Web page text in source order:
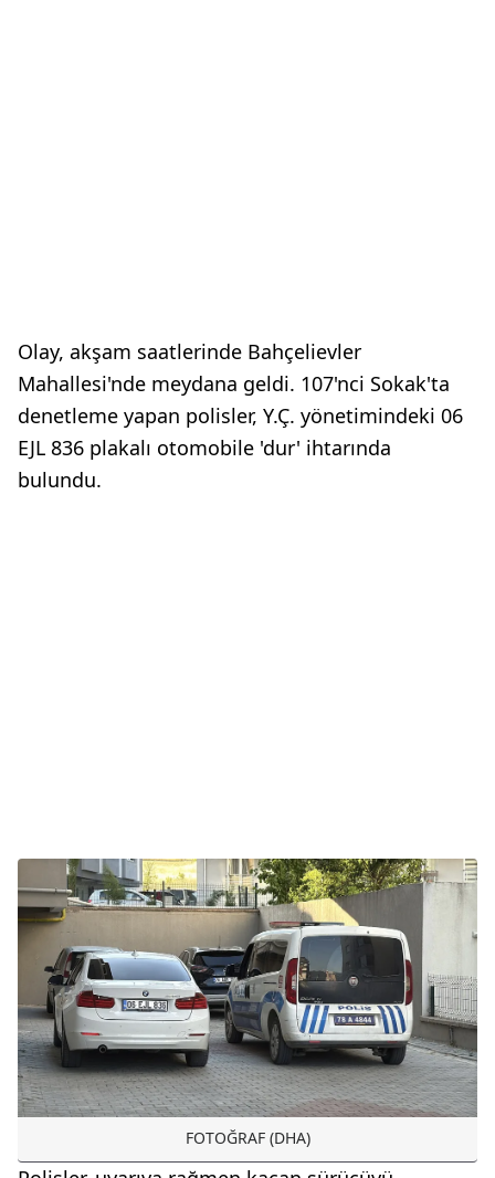
Olay, akşam saatlerinde Bahçelievler
Mahallesi'nde meydana geldi. 107'nci Sokak'ta
denetleme yapan polisler, Y.Ç. yönetimindeki 06
EJL 836 plakalı otomobile 'dur' ihtarında
bulundu.
FOTOĞRAF (DHA)